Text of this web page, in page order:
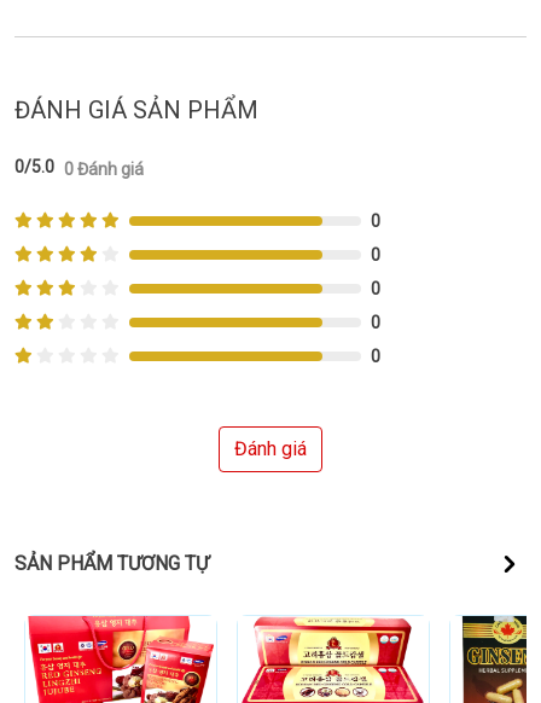
ĐÁNH GIÁ SẢN PHẨM
0/5.0 0 Đánh giá
0
0
0
0
0
Đánh giá
SẢN PHẨM TƯƠNG TỰ